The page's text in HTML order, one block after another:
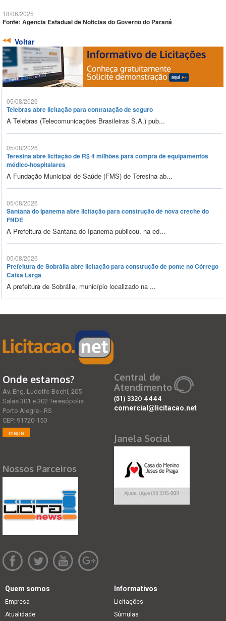
18/06/2025
Fonte: Agência Estadual de Noticias do Governo do Paraná
Voltar
05/08/2026
Telebras abre licitação para contratação de seguro
A Telebras (Telecomunicações Brasileiras S.A.) pub...
05/08/2026
Teresina abre licitação de R$ 4 milhões para compra de equipamentos
médico-hospitalares
A Fundação Municipal de Saúde (FMS) de Teresina ab...
05/08/2026
Santana do Ipanema abre licitação para construção de nova creche do
FNDE
A Prefeitura de Santana do Ipanema publicou, na ed...
05/08/2026
Prefeitura de Sobrália abre licitação para construção de ponte no Córrego
Caixa Larga
A prefeitura de Sobrália, município localizado na ...
Onde estamos?
Av. Eng. Ludolfo Boehl, 205
Salas 301 e 302 Teresópolis
Porto Alegre - RS
CEP: 91720-150
mapa
Nossos Parceiros
Central de
Atendimento
(51) 3320 4444
comercial@licitacao.net
Janela Social
Quem somos
Empresa
Atualidade
Informativos
Licitações
Súmulas